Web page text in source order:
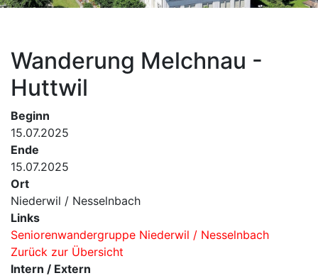
Wanderung Melchnau -
Huttwil
Beginn
15.07.2025
Ende
15.07.2025
Ort
Niederwil / Nesselnbach
Links
Seniorenwandergruppe Niederwil / Nesselnbach
Zurück zur Übersicht
Intern / Extern